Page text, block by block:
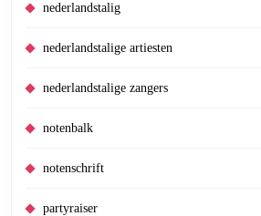
nederlandstalig
nederlandstalige artiesten
nederlandstalige zangers
notenbalk
notenschrift
partyraiser